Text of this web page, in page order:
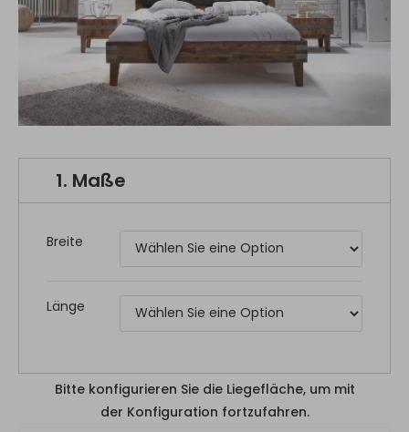
1. Maße
Breite
Länge
Bitte konfigurieren Sie die Liegefläche, um mit
der Konfiguration fortzufahren.